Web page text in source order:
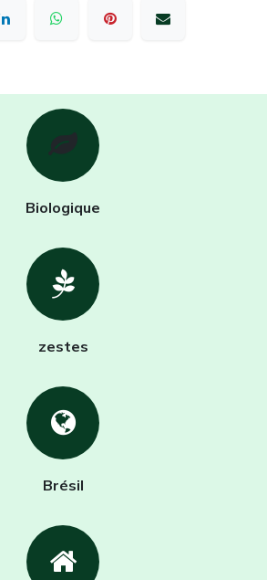
Biologique
zestes
Brésil